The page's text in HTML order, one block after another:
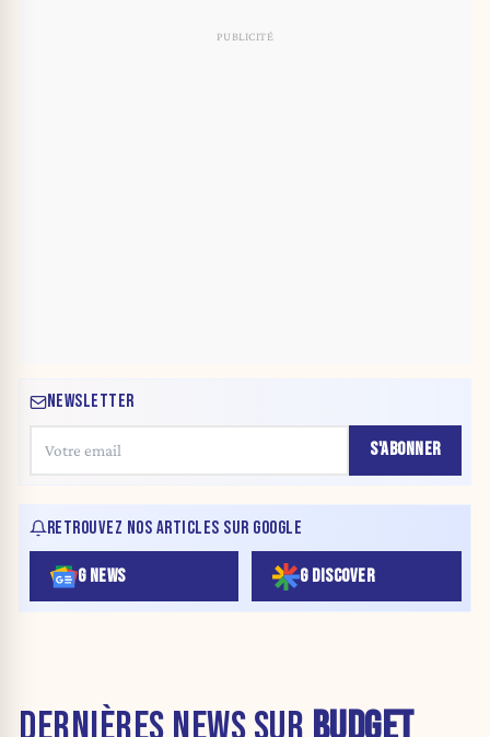
NEWSLETTER
S'ABONNER
RETROUVEZ NOS ARTICLES SUR GOOGLE
G NEWS G DISCOVER